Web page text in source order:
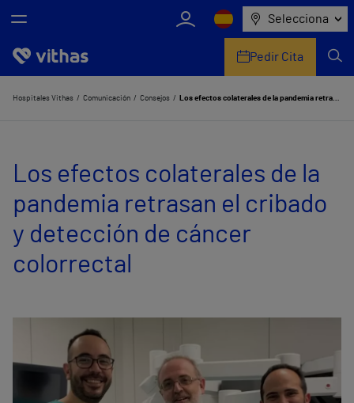
Selecciona
Nosotros
Servicios de salud
Equipo médico y asistencial
Información útil
Pedir Cita
Hospitales Vithas Comunicación Consejos Los efectos colaterales de la pandemia retrasan el cribado y detección de cáncer colorrectal
Los efectos colaterales de la
pandemia retrasan el cribado
y detección de cáncer
colorrectal